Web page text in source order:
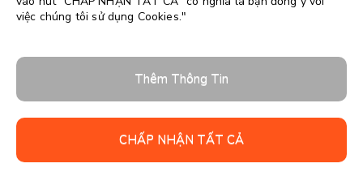
việc chúng tôi sử dụng Cookies."
Thêm Thông Tin
CHẤP NHẬN TẤT CẢ